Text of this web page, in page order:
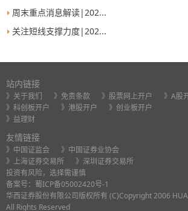
周末重点消息解读|202...
关注短线支撑力度|202...
站内链接
》关于我们 》免责条款 》股票网上开户
》A股
》科创板开户
》港股开户
》创业板开户
》益理财
友情链接
》中国证监会
》中国证券业协会
》上海证券交易所
》深圳证券交易所
投资有风险，选择需谨慎
备案号： 蜀ICP备05002420号-1
华西证券股份有限公司版权所有 (C)Copyright 2006
All Rights Reserved